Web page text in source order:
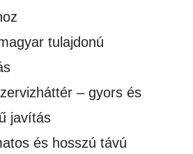
tulajdonú
– gyors és
javítás
és hosszú távú